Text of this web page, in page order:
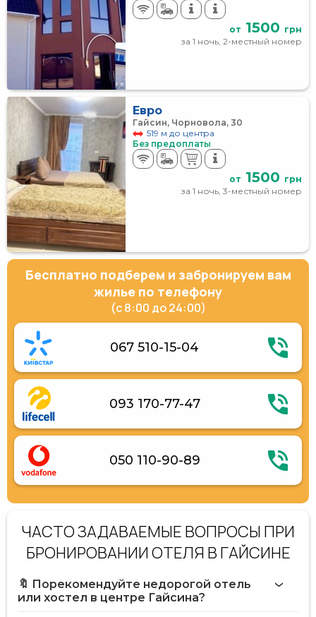
от 1500 грн
за 1 ночь, 2-местный номер
Евро
Гайсин, Чорновола, 30
519 м до центра
Без предоплаты
от 1500 грн
за 1 ночь, 3-местный номер
Бесплатно подберем и забронируем вам
жилье по телефону
(с 8:00 до 24:00)
067 510-15-04
093 170-77-47
050 110-90-89
ЧАСТО ЗАДАВАЕМЫЕ ВОПРОСЫ ПРИ
БРОНИРОВАНИИ ОТЕЛЯ В ГАЙСИНЕ
🔖 Порекомендуйте недорогой отель
или хостел в центре Гайсина?